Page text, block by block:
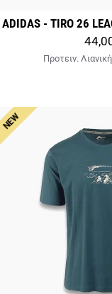
ADIDAS - TIRO 26
Προτειν.
NEW